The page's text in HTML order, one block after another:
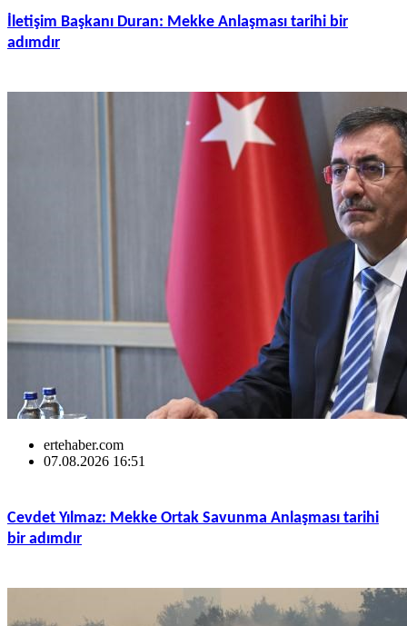
İletişim Başkanı Duran: Mekke Anlaşması tarihi bir
adımdır
ertehaber.com
07.08.2026 16:51
Cevdet Yılmaz: Mekke Ortak Savunma Anlaşması tarihi
bir adımdır